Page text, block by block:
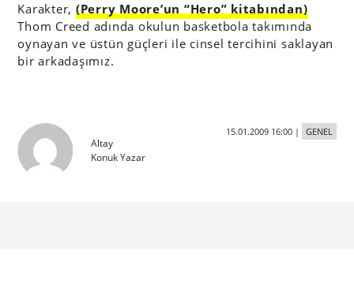
Karakter, (Perry Moore’un “Hero” kitabından)
Thom Creed adında okulun basketbola takımında
oynayan ve üstün güçleri ile cinsel tercihini saklayan
bir arkadaşımız.
Altay
Konuk Yazar
15.01.2009 16:00| GENEL